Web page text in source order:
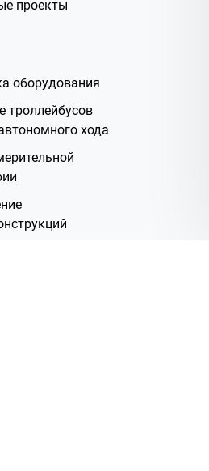
проекты
оборудования
троллейбусов
хода